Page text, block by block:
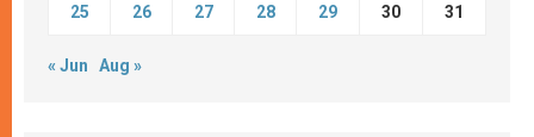
25 26 27 28 29 30 31
« Jun Aug »